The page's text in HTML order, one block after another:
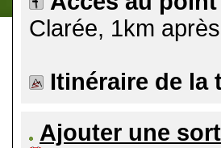
Clarée, 1km
Itinéraire de la
Ajouter une